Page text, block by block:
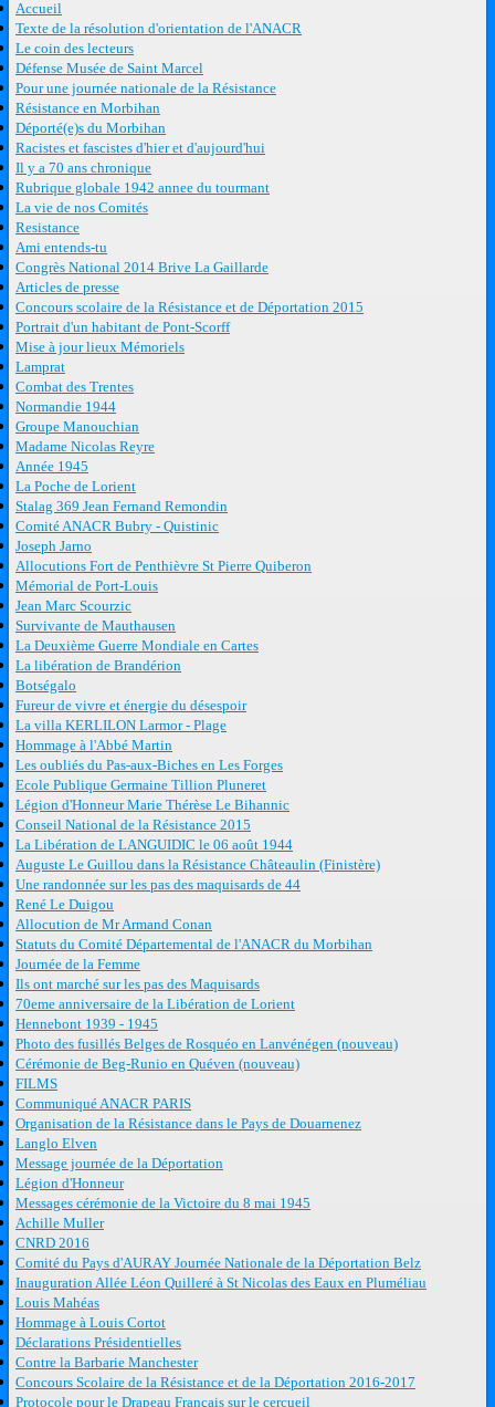
Accueil
Texte de la résolution d'orientation de l'ANACR
Le coin des lecteurs
Défense Musée de Saint Marcel
Pour une journée nationale de la Résistance
Résistance en Morbihan
Déporté(e)s du Morbihan
Racistes et fascistes d'hier et d'aujourd'hui
Il y a 70 ans chronique
Rubrique globale 1942 annee du tourmant
La vie de nos Comités
Resistance
Ami entends-tu
Congrès National 2014 Brive La Gaillarde
Articles de presse
Concours scolaire de la Résistance et de Déportation 2015
Portrait d'un habitant de Pont-Scorff
Mise à jour lieux Mémoriels
Lamprat
Combat des Trentes
Normandie 1944
Groupe Manouchian
Madame Nicolas Reyre
Année 1945
La Poche de Lorient
Stalag 369 Jean Fernand Remondin
Comité ANACR Bubry - Quistinic
Joseph Jarno
Allocutions Fort de Penthièvre St Pierre Quiberon
Mémorial de Port-Louis
Jean Marc Scourzic
Survivante de Mauthausen
La Deuxième Guerre Mondiale en Cartes
La libération de Brandérion
Botségalo
Fureur de vivre et énergie du désespoir
La villa KERLILON Larmor - Plage
Hommage à l'Abbé Martin
Les oubliés du Pas-aux-Biches en Les Forges
Ecole Publique Germaine Tillion Pluneret
Légion d'Honneur Marie Thérèse Le Bihannic
Conseil National de la Résistance 2015
La Libération de LANGUIDIC le 06 août 1944
Auguste Le Guillou dans la Résistance Châteaulin (Finistère)
Une randonnée sur les pas des maquisards de 44
René Le Duigou
Allocution de Mr Armand Conan
Statuts du Comité Départemental de l'ANACR du Morbihan
Journée de la Femme
Ils ont marché sur les pas des Maquisards
70eme anniversaire de la Libération de Lorient
Hennebont 1939 - 1945
Photo des fusillés Belges de Rosquéo en Lanvénégen (nouveau)
Cérémonie de Beg-Runio en Quéven (nouveau)
FILMS
Communiqué ANACR PARIS
Organisation de la Résistance dans le Pays de Douarnenez
Langlo Elven
Message journée de la Déportation
Légion d'Honneur
Messages cérémonie de la Victoire du 8 mai 1945
Achille Muller
CNRD 2016
Comité du Pays d'AURAY Journée Nationale de la Déportation Belz
Inauguration Allée Léon Quilleré à St Nicolas des Eaux en Pluméliau
Louis Mahéas
Hommage à Louis Cortot
Déclarations Présidentielles
Contre la Barbarie Manchester
Concours Scolaire de la Résistance et de la Déportation 2016-2017
Protocole pour le Drapeau Français sur le cercueil